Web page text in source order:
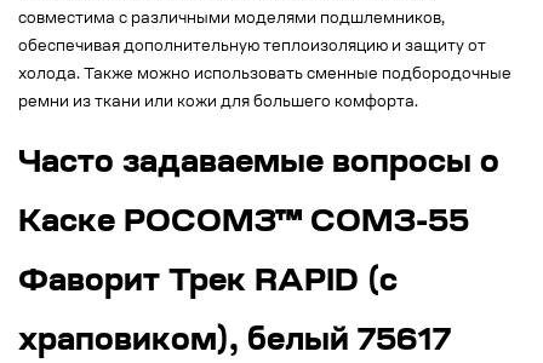
совместима с различными моделями подшлемников,
обеспечивая дополнительную теплоизоляцию и защиту от
холода. Также можно использовать сменные подбородочные
ремни из ткани или кожи для большего комфорта.
Часто задаваемые вопросы о
Каске РОСОМЗ™ СОМЗ-55
Фаворит Трек RAPID (с
храповиком), белый 75617